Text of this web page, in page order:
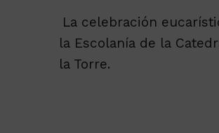
La celebración
la Escolanía de la
la Torre.